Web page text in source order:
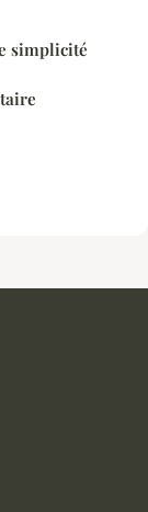
simplicité